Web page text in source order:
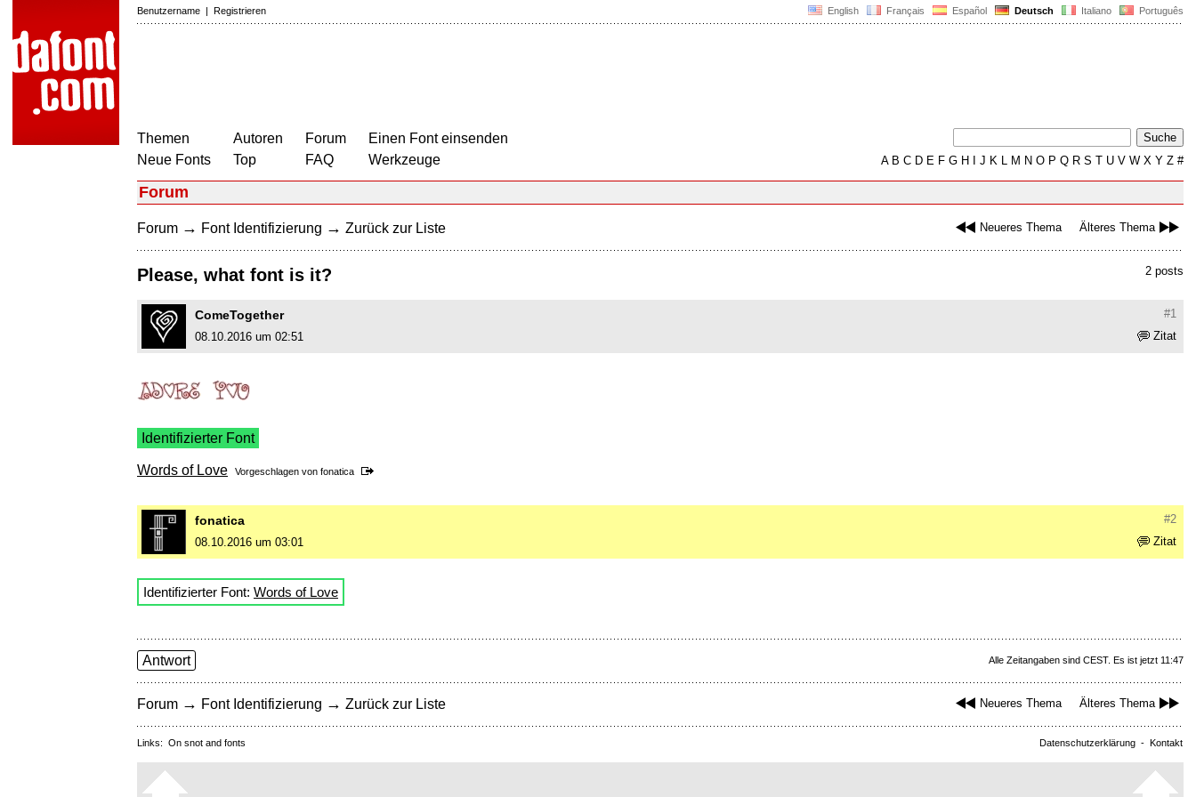
English Français Español Deutsch Italiano Português
Benutzername | Registrieren
Themen
Neue Fonts
Autoren
Top
Forum
FAQ
Einen Font einsenden
Werkzeuge
AB C D E F G H J K L M N O P Q R S T U V W X Y Z #
Forum
Neueres Thema Älteres Thema
Forum → Font Identifizierung → Zurück zur Liste
2 posts
Please, what font is it?
#1
ComeTogether
Zitat
08.10.2016 um 02:51
Identifizierter Font
Words of Love Vorgeschlagen von fonatica
#2
fonatica
Zitat
08.10.2016 um 03:01
Identifizierter Font: Words of Love
Alle Zeitangaben sind CEST. Es ist jetzt 11:47
Antwort
Neueres Thema Älteres Thema
Forum → Font Identifizierung → Zurück zur Liste
Datenschutzerklärung - Kontakt
Links: On snot and fonts